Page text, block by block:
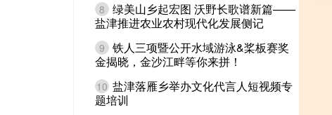
8 绿美山乡起宏图 沃野长歌谱新篇——
盐津推进农业农村现代化发展侧记
9 铁人三项暨公开水域游泳&桨板赛奖
金揭晓，金沙江畔等你来拼！
10 盐津落雁乡举办文化代言人短视频专
题培训